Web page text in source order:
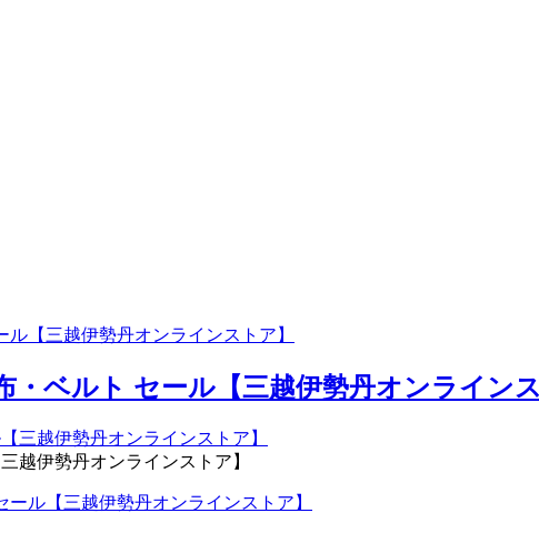
【三越伊勢丹オンラインストア】
・ベルト セール【三越伊勢丹オンライン
越伊勢丹オンラインストア】